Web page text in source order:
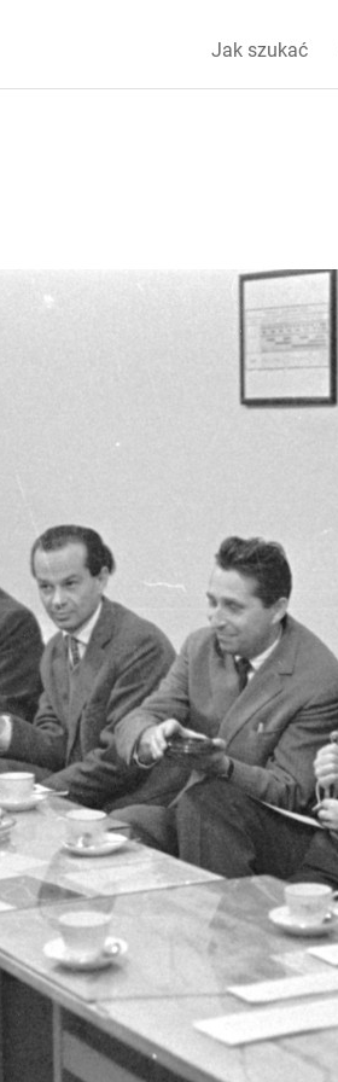
Jak szukać